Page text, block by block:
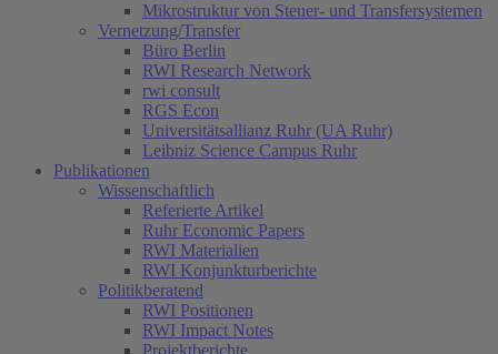
Mikrostruktur von Steuer- und Transfersystemen
Vernetzung/Transfer
Büro Berlin
RWI Research Network
rwi consult
RGS Econ
Universitätsallianz Ruhr (UA Ruhr)
Leibniz Science Campus Ruhr
Publikationen
Wissenschaftlich
Referierte Artikel
Ruhr Economic Papers
RWI Materialien
RWI Konjunkturberichte
Politikberatend
RWI Positionen
RWI Impact Notes
Projektberichte